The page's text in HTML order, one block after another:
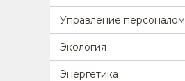
Управление персоналом
Экология
Энергетика